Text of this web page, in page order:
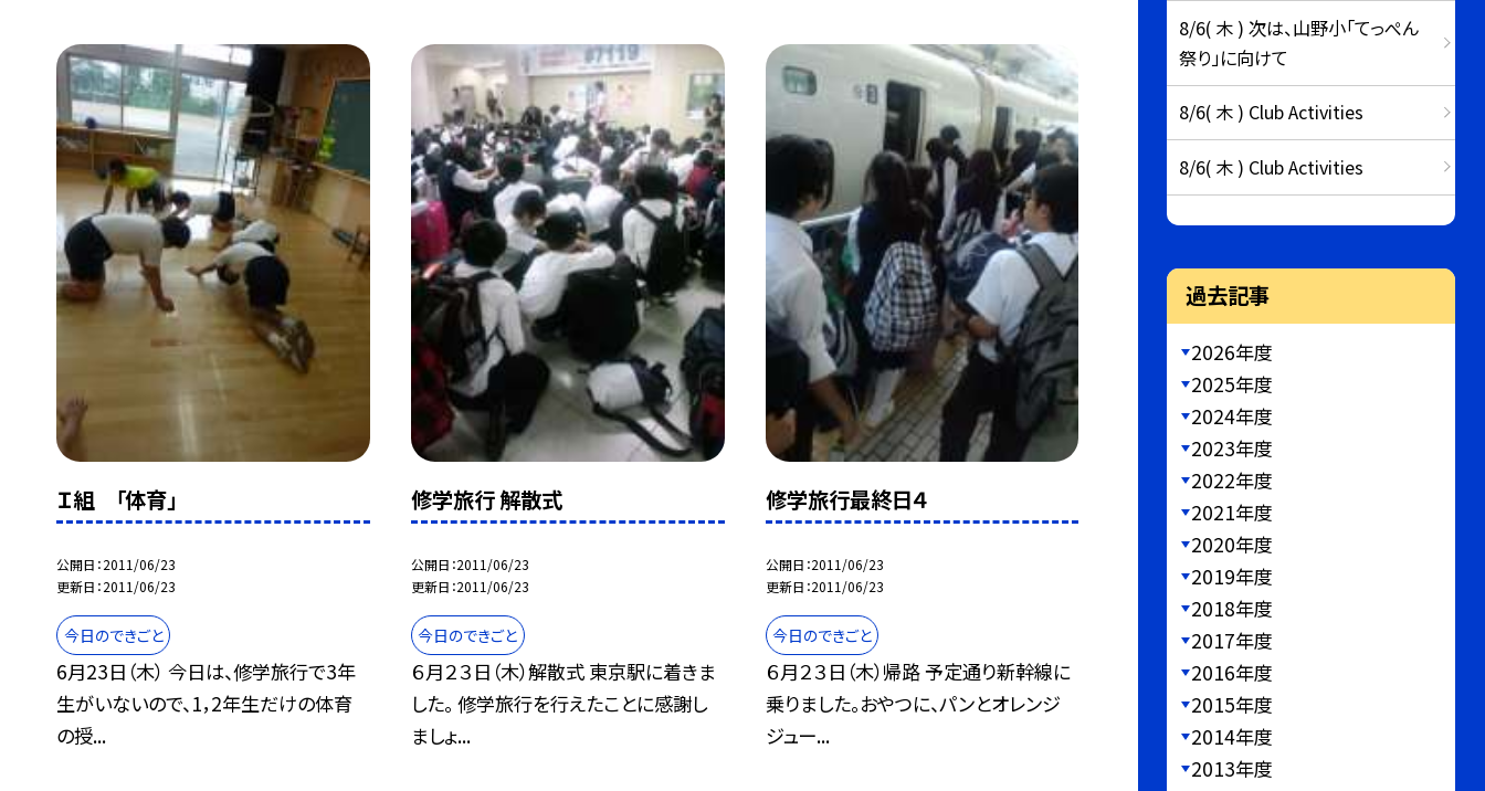
Ｉ組 「体育」
公開日 2011/06/23
更新日 2011/06/23
今日のできごと
6月23日（木） 今日は、修学旅行で3年
生がいないので、1，2年生だけの体育
の授...
修学旅行 解散式
公開日 2011/06/23
更新日 2011/06/23
今日のできごと
６月２３日（木）解散式 東京駅に着きま
した。 修学旅行を行えたことに感謝し
ましょ...
修学旅行最終日４
公開日 2011/06/23
更新日 2011/06/23
今日のできごと
６月２３日（木）帰路 予定通り新幹線に
乗りました。おやつに、パンとオレンジ
ジュー...
8/6( 木 ) 次は、山野小「てっぺん
祭り」に向けて
8/6( 木 ) Club Activities
8/6( 木 ) Club Activities
過去記事
2026年度
2025年度
2024年度
2023年度
2022年度
2021年度
2020年度
2019年度
2018年度
2017年度
2016年度
2015年度
2014年度
2013年度